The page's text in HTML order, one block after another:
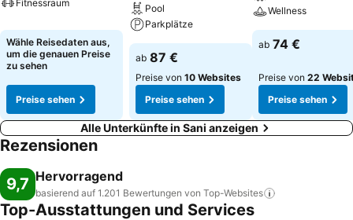
Fitnessraum
Wähle Reisedaten aus,
um die genauen Preise
zu sehen
Preise sehen
Pool
Parkplätze
ab 87 €
Preise von 10 Websites
Preise sehen
Wellness
ab 74 €
Preise von 22
Preise sehen
Alle Unterkünfte in Sani anzeigen
Rezensionen
9,7 Hervorragend
basierend auf 1.201 Bewertungen von Top-Websites
Top-Ausstattungen und Services